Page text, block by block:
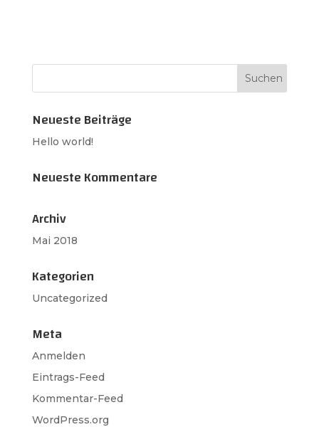
Neueste Beiträge
Hello world!
Neueste Kommentare
Archiv
Mai 2018
Kategorien
Uncategorized
Meta
Anmelden
Eintrags-Feed
Kommentar-Feed
WordPress.org